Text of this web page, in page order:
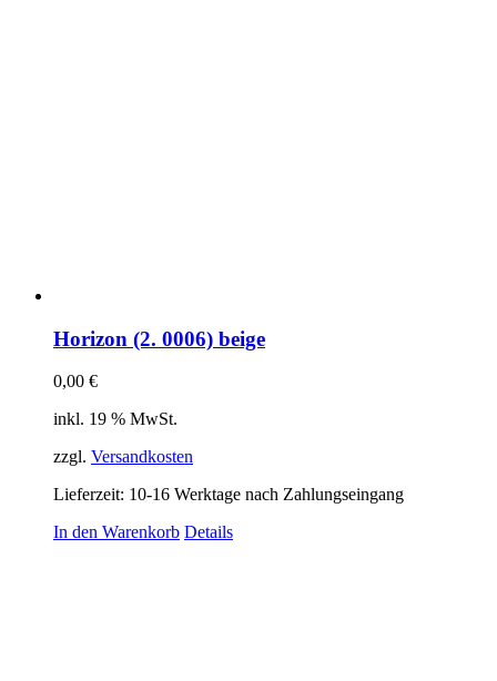
Horizon (2. 0006) beige
0,00 €
inkl. 19 % MwSt.
zzgl. Versandkosten
Lieferzeit: 10-16 Werktage nach Zahlungseingang
In den Warenkorb Details